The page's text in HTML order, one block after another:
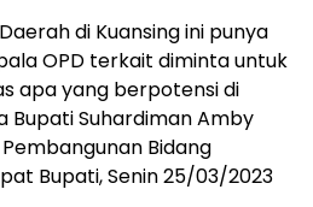
di Kuansing ini punya
OPD terkait diminta untuk
apa yang berpotensi di
Bupati Suhardiman Amby
Bidang
Bupati, Senin 25/03/2023